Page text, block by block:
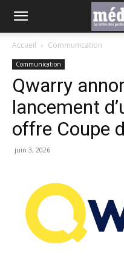
Accueil Communication
Communication
Qwarry
lancement
offre Coupe
juin 3, 2026